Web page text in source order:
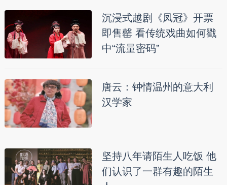
沉浸式越剧《凤冠》开票
即售罄 看传统戏曲如何戳
中“流量密码”
唐云：钟情温州的意大利
汉学家
坚持八年请陌生人吃饭 他
们认识了一群有趣的陌生